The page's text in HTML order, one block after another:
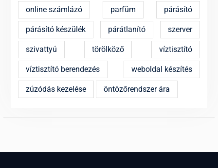
online számlázó parfüm párásító
párásító készülék párátlanító szerver
szivattyú törölköző víztisztító
víztisztító berendezés weboldal készítés
zúzódás kezelése öntözőrendszer ára